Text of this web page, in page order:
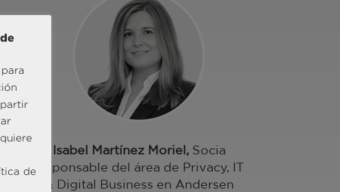
Isabel Martínez Moriel,Socia
responsable del área de Privacy, IT
& Digital Business en Andersen
de